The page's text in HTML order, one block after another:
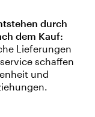
durch
dem Kauf:
Lieferungen
schaffen
und